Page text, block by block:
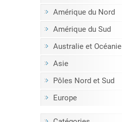
Amérique du Nord
Amérique du Sud
Australie et Océanie
Asie
Pôles Nord et Sud
Europe